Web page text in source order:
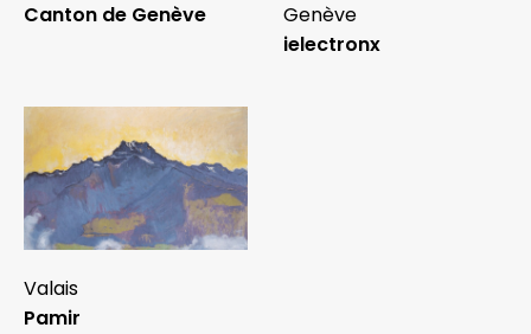
Canton de Genève
Genève
ielectronx
Valais
Pamir